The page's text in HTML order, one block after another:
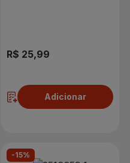
R$ 25,99
Adicionar
-15%